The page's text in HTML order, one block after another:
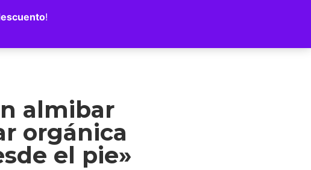
!
almibar
orgánica
el pie»